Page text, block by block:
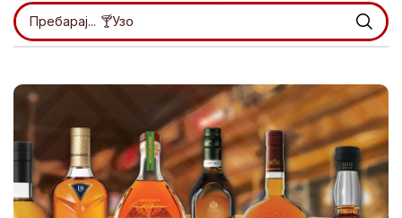
Пребарај... 🍸Узо